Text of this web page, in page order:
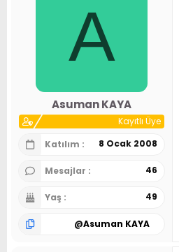
A
Asuman KAYA
Kayıtlı Üye
Katılım
8 Ocak 2008
Mesajlar 46
Yaş 49
@Asuman KAYA